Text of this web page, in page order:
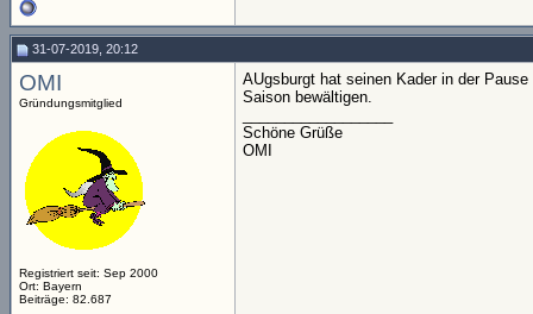
31-07-2019, 20:12
OMI
Gründungsmitglied
Registriert seit: Sep 2000
Ort: Bayern
Beiträge: 82.687
AUgsburgt hat seinen Kader in der
Saison bewältigen.
Schöne Grüße
OMI